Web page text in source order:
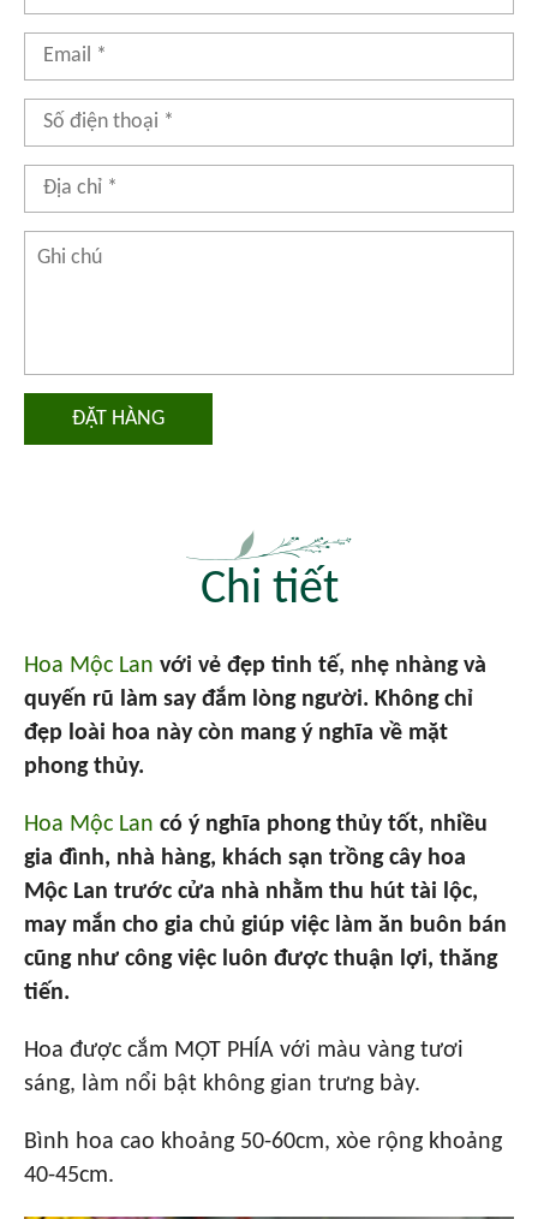
ĐẶT HÀNG
Chi tiết
Hoa Mộc Lan với vẻ đẹp tinh tế, nhẹ nhàng và
quyến rũ làm say đắm lòng người. Không chỉ
đẹp loài hoa này còn mang ý nghĩa về mặt
phong thủy.
Hoa Mộc Lan có ý nghĩa phong thủy tốt, nhiều
gia đình, nhà hàng, khách sạn trồng cây hoa
Mộc Lan trước cửa nhà nhằm thu hút tài lộc,
may mắn cho gia chủ giúp việc làm ăn buôn bán
cũng như công việc luôn được thuận lợi, thăng
tiến.
Hoa được cắm MỘT PHÍA với màu vàng tươi
sáng, làm nổi bật không gian trưng bày.
Bình hoa cao khoảng 50-60cm, xòe rộng khoảng
40-45cm.